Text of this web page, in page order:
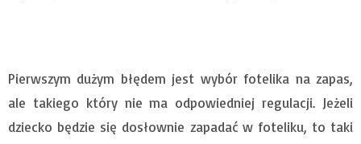
Pierwszym dużym błędem jest wybór fotelika na zapas,
ale takiego który nie ma odpowiedniej regulacji. Jeżeli
dziecko będzie się dosłownie zapadać w foteliku, to taki